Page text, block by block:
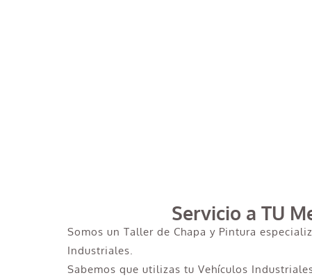
Servicio a TU
Somos un Taller de Chapa y Pintura
Industriales.
Sabemos que utilizas tu Vehículos